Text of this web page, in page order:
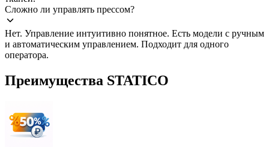
Сложно ли управлять прессом?
Нет. Управление интуитивно понятное. Есть модели с ручным
и автоматическим управлением. Подходит для одного
оператора.
Преимущества STATICO